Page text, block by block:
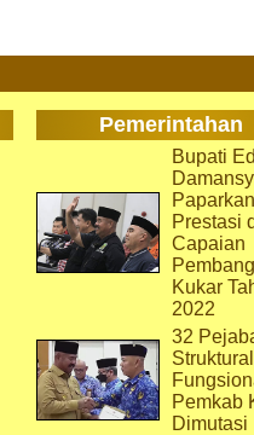
Pemerintahan
Bupati
Paparkan
Prestasi
Capaian
Kukar
2022
32
Pemkab
Dimutasi